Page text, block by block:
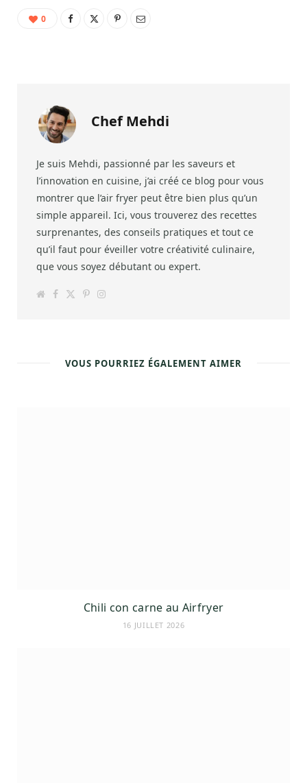
0
Chef Mehdi
Je suis Mehdi, passionné par les saveurs et
l’innovation en cuisine, j’ai créé ce blog pour vous
montrer que l’air fryer peut être bien plus qu’un
simple appareil. Ici, vous trouverez des recettes
surprenantes, des conseils pratiques et tout ce
qu’il faut pour éveiller votre créativité culinaire,
que vous soyez débutant ou expert.
F
P
s
I
a
VOUS POURRIEZ ÉGALEMENT AIMER
Chili con carne au Airfryer
16 JUILLET 2026